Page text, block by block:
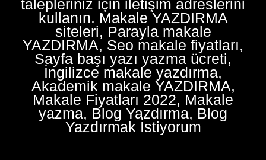
talepleriniz için iletişim adreslerini
kullanın. Makale YAZDIRMA
siteleri, Parayla makale
YAZDIRMA, Seo makale fiyatları,
Sayfa başı yazı yazma ücreti,
İngilizce makale yazdırma,
Akademik makale YAZDIRMA,
Makale Fiyatları 2022, Makale
yazma, Blog Yazdırma, Blog
Yazdırmak İstiyorum